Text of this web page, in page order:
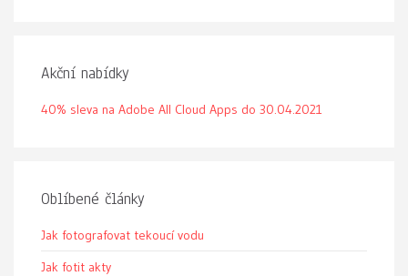
Akční nabídky
40% sleva na Adobe All Cloud Apps do 30.04.2021
Oblíbené články
Jak fotografovat tekoucí vodu
Jak fotit akty